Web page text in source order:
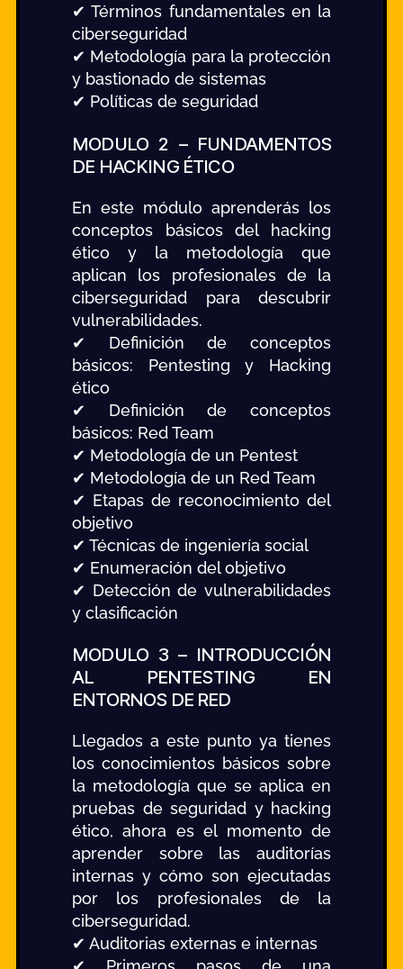
✔ Términos fundamentales en la
ciberseguridad
✔ Metodología para la protección
y bastionado de sistemas
✔ Políticas de seguridad
MODULO 2 – FUNDAMENTOS
DE HACKING ÉTICO
En este módulo aprenderás los
conceptos básicos del hacking
ético y la metodología que
aplican los profesionales de la
ciberseguridad para descubrir
vulnerabilidades.
✔ Definición de conceptos
básicos: Pentesting y Hacking
ético
✔ Definición de conceptos
básicos: Red Team
✔ Metodología de un Pentest
✔ Metodología de un Red Team
✔ Etapas de reconocimiento del
objetivo
✔ Técnicas de ingeniería social
✔ Enumeración del objetivo
✔ Detección de vulnerabilidades
y clasificación
MODULO 3 – INTRODUCCIÓN
AL PENTESTING EN
ENTORNOS DE RED
Llegados a este punto ya tienes
los conocimientos básicos sobre
la metodología que se aplica en
pruebas de seguridad y hacking
ético, ahora es el momento de
aprender sobre las auditorías
internas y cómo son ejecutadas
por los profesionales de la
ciberseguridad.
✔ Auditorias externas e internas